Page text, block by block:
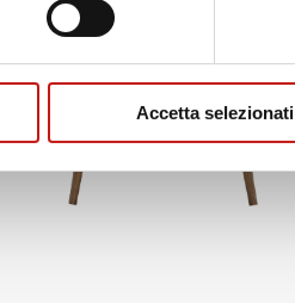
Accetta selezionati